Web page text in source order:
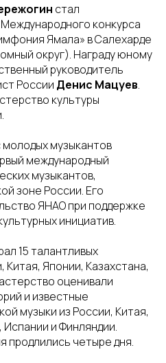
стал
конкурса
Ямала» в Салехарде
округ). Награду юному
руководитель
России Денис Мацуев.
культуры
музыкантов
международный
музыкантов,
зоне России. Его
ЯНАО при поддержке
инициатив.
15 талантливых
Китая, Японии, Казахстана,
оценивали
и известные
музыки из России, Китая,
и Финляндии.
продлились четыре дня.